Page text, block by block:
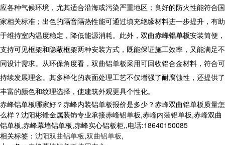
应各种气候环境，尤其适合沿海或污染严重地区；良好的防火性能符合国
家相关标准；出色的隔音隔热性能可通过填充绝缘材料进一步提升，有助
于维持室内温度稳定，降低能源消耗。此外， 双曲赤峰铝单板安装简便，
支持可见框架和隐蔽框架两种安装方式，既能保证施工效率，又能满足不
同设计需求。从环保角度看，双曲铝单板采用可回收铝合金材料，符合可
持续发展理念。其多样化的表面处理工艺不仅增强了耐腐蚀性，还提供了
丰富的颜色和纹理选择，使建筑外观更具个性化。
赤峰铝单板哪家好？赤峰内装铝单板报价是多少？赤峰双曲铝单板质量怎
么样？沈阳彬锋金属装饰专业承接赤峰铝单板,赤峰内装铝单板,赤峰双曲
铝单板,赤峰幕墙铝单板,赤峰实心铝板柜,,电话:18640150085
相关标签： 沈阳双曲铝单板,双曲铝单板,